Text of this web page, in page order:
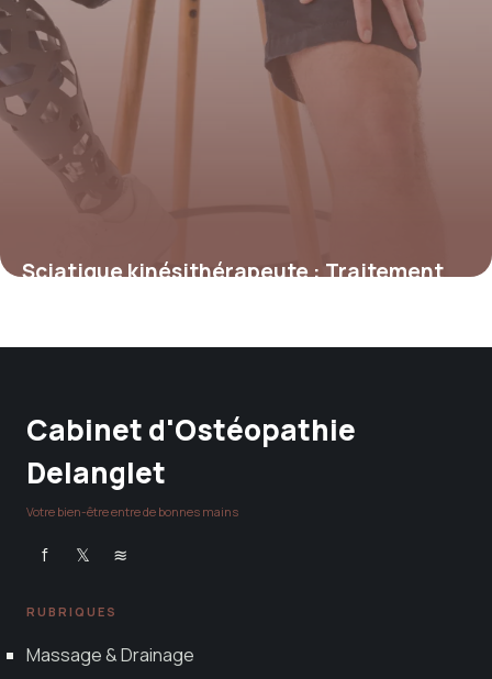
Sciatique kinésithérapeute : Traitement
Cabinet d'Ostéopathie
Delanglet
Votre bien-être entre de bonnes mains
f 𝕏 ≋
RUBRIQUES
Massage & Drainage